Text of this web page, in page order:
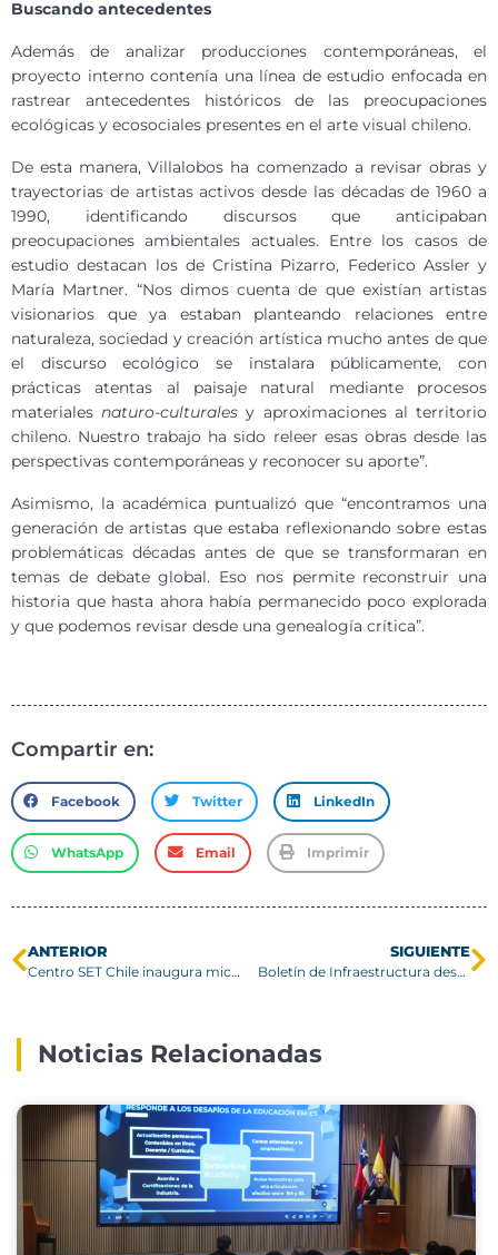
Buscando antecedentes
Además de analizar producciones contemporáneas, el
proyecto interno contenía una línea de estudio enfocada en
rastrear antecedentes históricos de las preocupaciones
ecológicas y ecosociales presentes en el arte visual chileno.
De esta manera, Villalobos ha comenzado a revisar obras y
trayectorias de artistas activos desde las décadas de 1960 a
1990, identificando discursos que anticipaban
preocupaciones ambientales actuales. Entre los casos de
estudio destacan los de Cristina Pizarro, Federico Assler y
María Martner. “Nos dimos cuenta de que existían artistas
visionarios que ya estaban planteando relaciones entre
naturaleza, sociedad y creación artística mucho antes de que
el discurso ecológico se instalara públicamente, con
prácticas atentas al paisaje natural mediante procesos
materiales naturo-culturales y aproximaciones al territorio
chileno. Nuestro trabajo ha sido releer esas obras desde las
perspectivas contemporáneas y reconocer su aporte”.
Asimismo, la académica puntualizó que “encontramos una
generación de artistas que estaba reflexionando sobre estas
problemáticas décadas antes de que se transformaran en
temas de debate global. Eso nos permite reconstruir una
historia que hasta ahora había permanecido poco explorada
y que podemos revisar desde una genealogía crítica”.
Compartir en:
Facebook Twitter LinkedIn
WhatsApp Email Imprimir
ANTERIOR
Centro SET Chile inaugura microturbina única en el país para investigar combustibles sostenibles
SIGUIENTE
Boletín de Infraestructura destaca avances en bienestar, inclusión y sostenibilidad en los campus y sedes USM
Noticias Relacionadas